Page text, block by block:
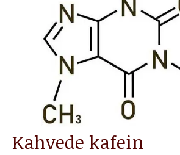
Kahvede kafein